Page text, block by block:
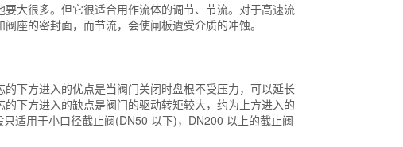
大很多。但它很适合用作流体的调节、节流。对于高速流
座的密封面，而节流，会使闸板遭受介质的冲蚀。
下方进入的优点是当阀门关闭时盘根不受压力，可以延长
下方进入的缺点是阀门的驱动转矩较大，约为上方进入的
适用于小口径截止阀(DN50 以下)，DN200 以上的截止阀